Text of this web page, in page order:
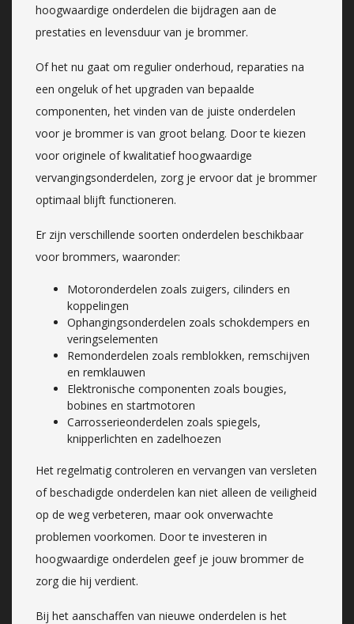
hoogwaardige onderdelen die bijdragen aan de
prestaties en levensduur van je brommer.
Of het nu gaat om regulier onderhoud, reparaties na
een ongeluk of het upgraden van bepaalde
componenten, het vinden van de juiste onderdelen
voor je brommer is van groot belang. Door te kiezen
voor originele of kwalitatief hoogwaardige
vervangingsonderdelen, zorg je ervoor dat je brommer
optimaal blijft functioneren.
Er zijn verschillende soorten onderdelen beschikbaar
voor brommers, waaronder:
Motoronderdelen zoals zuigers, cilinders en
koppelingen
Ophangingsonderdelen zoals schokdempers en
veringselementen
Remonderdelen zoals remblokken, remschijven
en remklauwen
Elektronische componenten zoals bougies,
bobines en startmotoren
Carrosserieonderdelen zoals spiegels,
knipperlichten en zadelhoezen
Het regelmatig controleren en vervangen van versleten
of beschadigde onderdelen kan niet alleen de veiligheid
op de weg verbeteren, maar ook onverwachte
problemen voorkomen. Door te investeren in
hoogwaardige onderdelen geef je jouw brommer de
zorg die hij verdient.
Bij het aanschaffen van nieuwe onderdelen is het